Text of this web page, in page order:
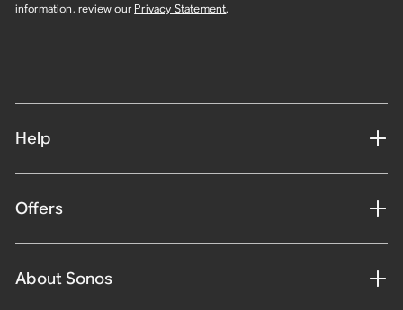
information, review our Privacy Statement.
Help
Offers
About Sonos